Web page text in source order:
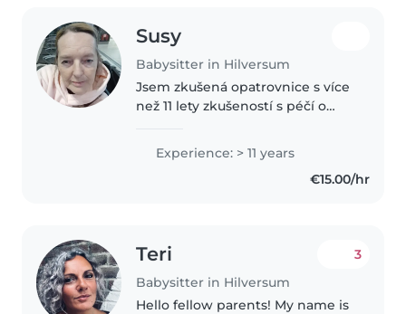
Susy
Babysitter in Hilversum
Jsem zkušená opatrovnice s více
než 11 lety zkušeností s péčí o
certifikaci první pomoci a mám
ráda kreativní aktivity jako
kreslení, čtení a ruční práce...
Experience: > 11 years
€15.00/hr
Teri
Babysitter in Hilversum
3
Hello fellow parents! My name is